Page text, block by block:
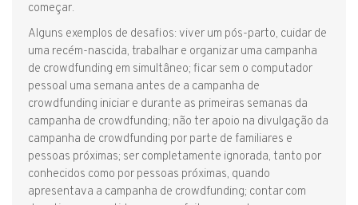
começar.
Alguns exemplos de desafios: viver um pós-parto, cuidar de
uma recém-nascida, trabalhar e organizar uma campanha
de crowdfunding em simultâneo; ficar sem o computador
pessoal uma semana antes de a campanha de
crowdfunding iniciar e durante as primeiras semanas da
campanha de crowdfunding; não ter apoio na divulgação da
campanha de crowdfunding por parte de familiares e
pessoas próximas; ser completamente ignorada, tanto por
conhecidos como por pessoas próximas, quando
apresentava a campanha de crowdfunding; contar com